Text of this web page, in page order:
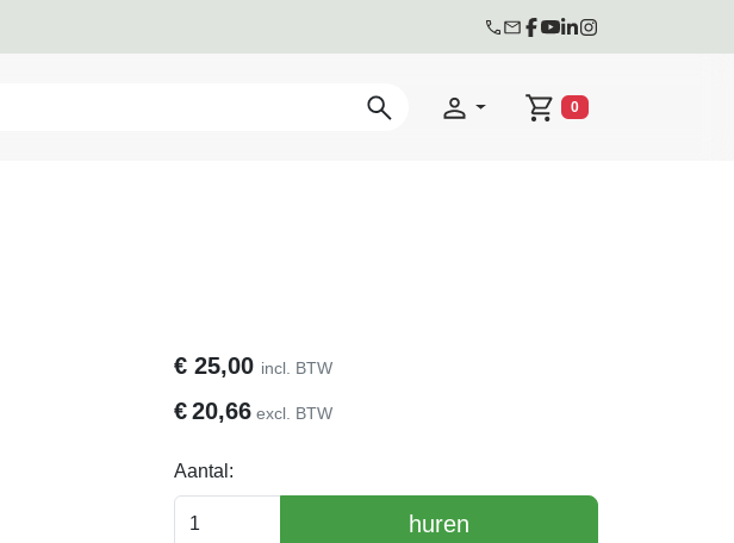
Winkelwagen
0
€ 25,00 incl. BTW
€20,66 excl. BTW
Aantal:
huren